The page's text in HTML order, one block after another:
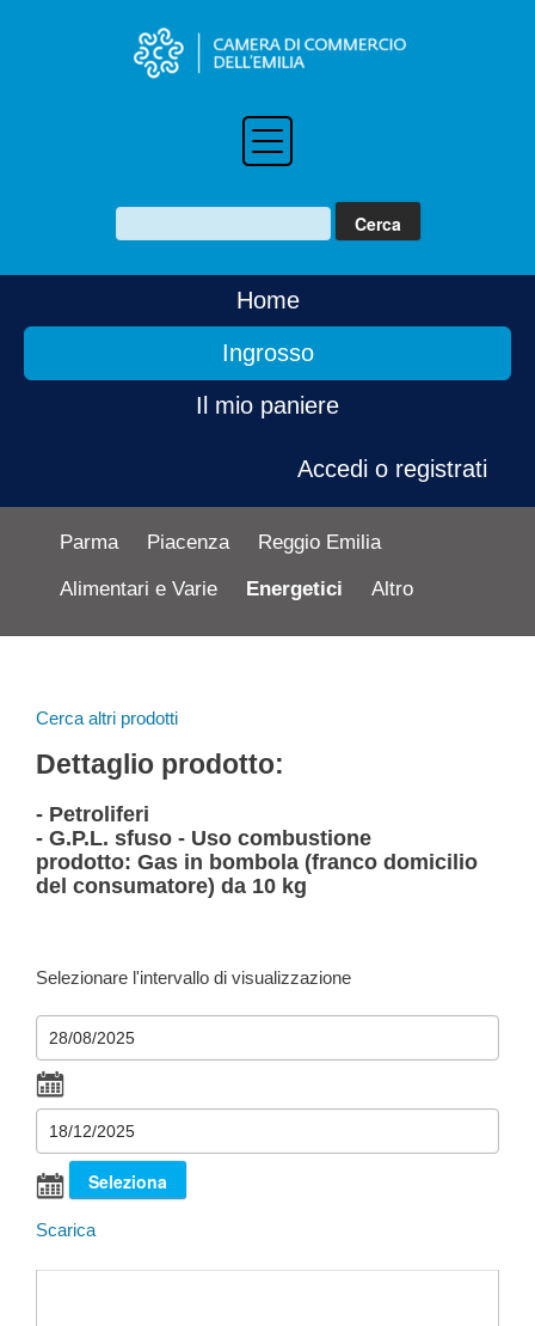
Home
Ingrosso
Il mio paniere
Accedi o registrati
Parma Piacenza Reggio Emilia
Alimentari e Varie Energetici Altro
Cerca altri prodotti
Dettaglio prodotto:
- Petroliferi
- G.P.L. sfuso - Uso combustione
prodotto: Gas in bombola (franco domicilio
del consumatore) da 10 kg
Selezionare l'intervallo di visualizzazione
Scarica